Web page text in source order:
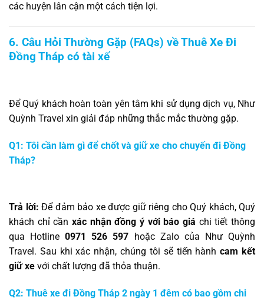
các huyện lân cận một cách tiện lợi.
6. Câu Hỏi Thường Gặp (FAQs) về Thuê Xe Đi
Đồng Tháp có tài xế
Để Quý khách hoàn toàn yên tâm khi sử dụng dịch vụ, Như
Quỳnh Travel xin giải đáp những thắc mắc thường gặp.
Q1: Tôi cần làm gì để chốt và giữ xe cho chuyến đi Đồng
Tháp?
Trả lời: Để đảm bảo xe được giữ riêng cho Quý khách, Quý
khách chỉ cần xác nhận đồng ý với báo giá chi tiết thông
qua Hotline0971 526 597 hoặc Zalo của Như Quỳnh
Travel. Sau khi xác nhận, chúng tôi sẽ tiến hànhcam kết
giữ xe với chất lượng đã thỏa thuận.
Q2: Thuê xe đi Đồng Tháp 2 ngày 1 đêm có bao gồm chi